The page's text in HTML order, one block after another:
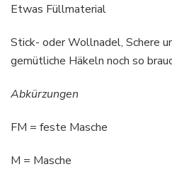
Etwas Füllmaterial
Stick- oder Wollnadel, Schere
gemütliche Häkeln noch so
Abkürzungen
FM = feste Masche
M = Masche